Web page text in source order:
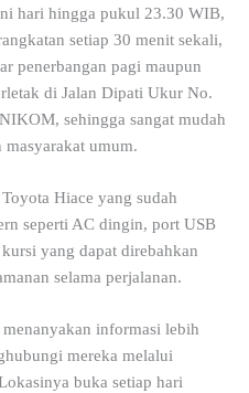
hari hingga pukul 23.30 WIB,
setiap 30 menit sekali,
penerbangan pagi maupun
di Jalan Dipati Ukur No.
sehingga sangat mudah
masyarakat umum.
Hiace yang sudah
seperti AC dingin, port USB
yang dapat direbahkan
selama perjalanan.
informasi lebih
mereka melalui
buka setiap hari